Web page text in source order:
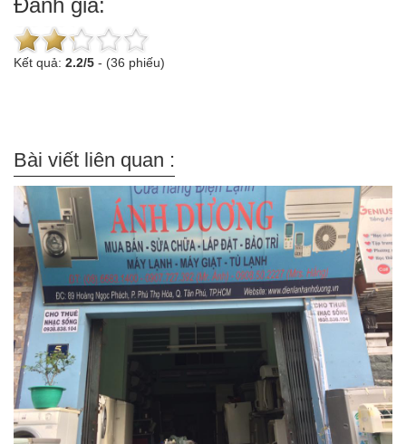
Đánh giá:
Kết quả: 2.2/5 - (36 phiếu)
Bài viết liên quan :